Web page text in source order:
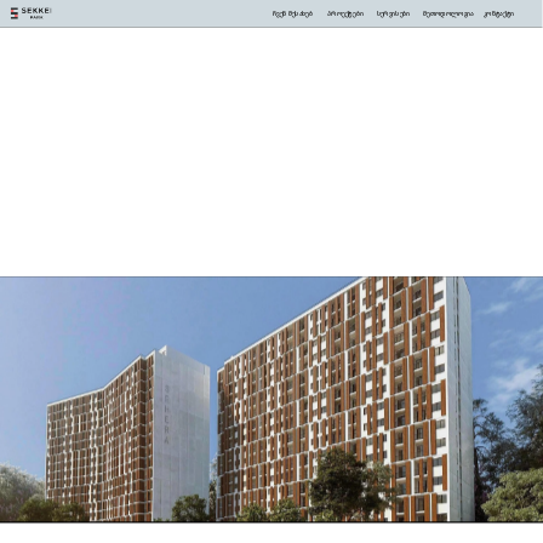
სერვისები
ჩვენ შესახებ კონტაქტი
მეთოდოლოგია
პროექტები